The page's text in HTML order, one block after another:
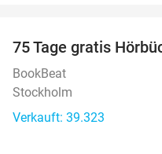
75 Tage gratis
BookBeat
Stockholm
Verkauft: 39.323